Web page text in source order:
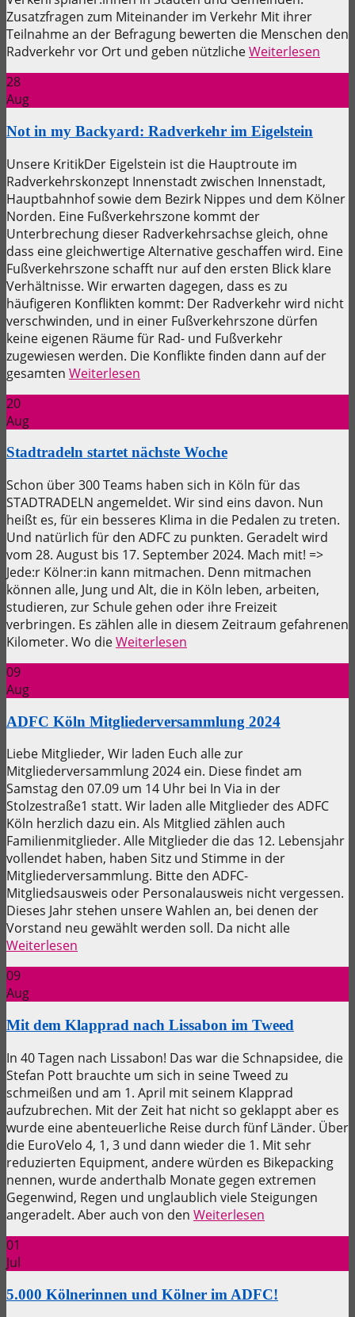
Zusatzfragen zum Miteinander im Verkehr Mit ihrer
Teilnahme an der Befragung bewerten die Menschen den
Radverkehr vor Ort und geben nützlicheWeiterlesen
28
Aug
Not in my Backyard: Radverkehr im Eigelstein
Unsere KritikDer Eigelstein ist die Hauptroute im
Radverkehrskonzept Innenstadt zwischen Innenstadt,
Hauptbahnhof sowie dem Bezirk Nippes und dem Kölner
Norden. Eine Fußverkehrszone kommt der
Unterbrechung dieser Radverkehrsachse gleich, ohne
dass eine gleichwertige Alternative geschaffen wird. Eine
Fußverkehrszone schafft nur auf den ersten Blick klare
Verhältnisse. Wir erwarten dagegen, dass es zu
häufigeren Konflikten kommt: Der Radverkehr wird nicht
verschwinden, und in einer Fußverkehrszone dürfen
keine eigenen Räume für Rad- und Fußverkehr
zugewiesen werden. Die Konflikte finden dann auf der
gesamten Weiterlesen
20
Aug
Stadtradeln startet nächste Woche
Schon über 300 Teams haben sich in Köln für das
STADTRADELN angemeldet. Wir sind eins davon. Nun
heißt es, für ein besseres Klima in die Pedalen zu treten.
Und natürlich für den ADFC zu punkten. Geradelt wird
vom 28. August bis 17. September 2024. Mach mit! =>
Jede:r Kölner:in kann mitmachen. Denn mitmachen
können alle, Jung und Alt, die in Köln leben, arbeiten,
studieren, zur Schule gehen oder ihre Freizeit
verbringen. Es zählen alle in diesem Zeitraum gefahrenen
Kilometer. Wo dieWeiterlesen
09
Aug
ADFC Köln Mitgliederversammlung 2024
Liebe Mitglieder, Wir laden Euch alle zur
Mitgliederversammlung 2024 ein. Diese findet am
Samstag den 07.09 um 14 Uhr bei In Via in der
Stolzestraße1 statt. Wir laden alle Mitglieder des ADFC
Köln herzlich dazu ein. Als Mitglied zählen auch
Familienmitglieder. Alle Mitglieder die das 12. Lebensjahr
vollendet haben, haben Sitz und Stimme in der
Mitgliederversammlung. Bitte den ADFC-
Mitgliedsausweis oder Personalausweis nicht vergessen.
Dieses Jahr stehen unsere Wahlen an, bei denen der
Vorstand neu gewählt werden soll. Da nicht alle
Weiterlesen
09
Aug
Mit dem Klapprad nach Lissabon im Tweed
In 40 Tagen nach Lissabon! Das war die Schnapsidee, die
Stefan Pott brauchte um sich in seine Tweed zu
schmeißen und am 1. April mit seinem Klapprad
aufzubrechen. Mit der Zeit hat nicht so geklappt aber es
wurde eine abenteuerliche Reise durch fünf Länder. Über
die EuroVelo 4, 1, 3 und dann wieder die 1. Mit sehr
reduzierten Equipment, andere würden es Bikepacking
nennen, wurde anderthalb Monate gegen extremen
Gegenwind, Regen und unglaublich viele Steigungen
angeradelt. Aber auch von den Weiterlesen
01
Jul
5.000 Kölnerinnen und Kölner im ADFC!